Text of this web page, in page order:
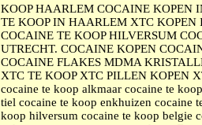
KOOP HAARLEM COCAINE KOPEN
TE KOOP IN HAARLEM XTC
COCAINE TE KOOP HILVERSUM
UTRECHT. COCAINE KOPEN
COCAINE FLAKES MDMA
XTC TE KOOP XTC PILLEN KOPEN
cocaine te koop alkmaar cocaine te
tiel cocaine te koop enkhuizen cocaine
koop hilversum cocaine te koop belgie